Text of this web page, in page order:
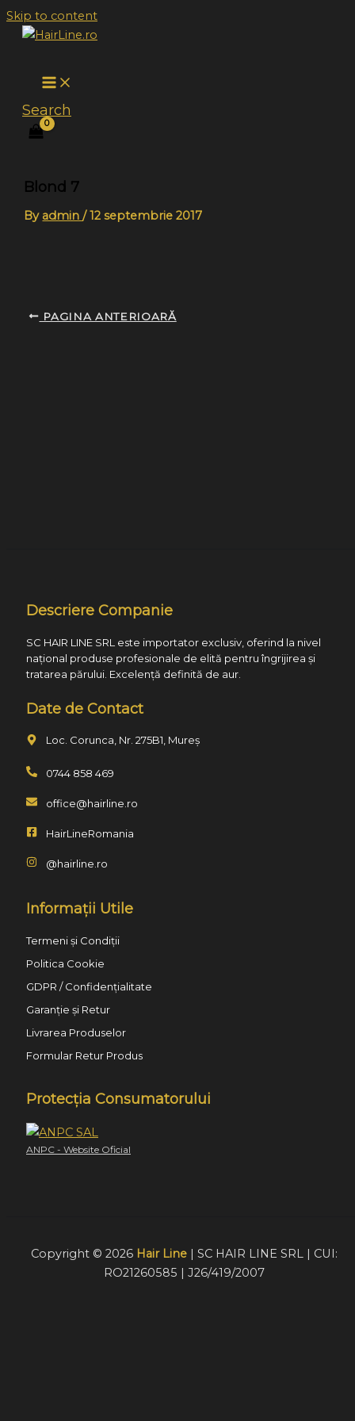
Skip to content
Search
Blond 7
By admin/12 septembrie 2017
PAGINA ANTERIOARĂ
Descriere Companie
SC HAIR LINE SRL este importator exclusiv, oferind la nivel
național produse profesionale de elită pentru îngrijirea și
tratarea părului. Excelență definită de aur.
Date de Contact
Loc. Corunca, Nr. 275B1, Mureș
0744 858 469
office@hairline.ro
HairLineRomania
@hairline.ro
Informații Utile
Termeni și Condiții
Politica Cookie
GDPR / Confidențialitate
Garanție și Retur
Livrarea Produselor
Formular Retur Produs
Protecția Consumatorului
ANPC - Website Oficial
Copyright © 2026 Hair Line| SC HAIR LINE SRL | CUI:
RO21260585 | J26/419/2007